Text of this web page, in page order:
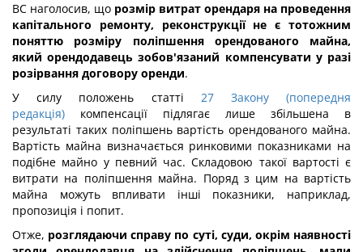
ВС наголосив, що розмір витрат орендаря на проведення
капітального ремонту, реконструкції не є тотожним
поняттю розміру поліпшення орендованого майна,
який орендодавець зобов'язаний компенсувати у разі
розірвання договору оренди.
У силу положень статті 27 Закону (попередня
редакція) компенсації підлягає лише збільшена в
результаті таких поліпшень вартість орендованого майна.
Вартість майна визначається ринковими показниками на
подібне майно у певний час. Складовою такої вартості є
витрати на поліпшення майна. Поряд з цим на вартість
майна можуть впливати інші показники, наприклад,
пропозиція і попит.
Отже, розглядаючи справу по суті, суди, окрім наявності